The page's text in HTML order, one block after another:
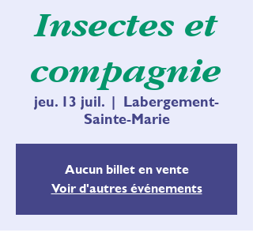
Insectes et
compagnie
jeu. 13 juil.
  |
Labergement-
Sainte-Marie
Aucun billet en vente
Voir d'autres événements